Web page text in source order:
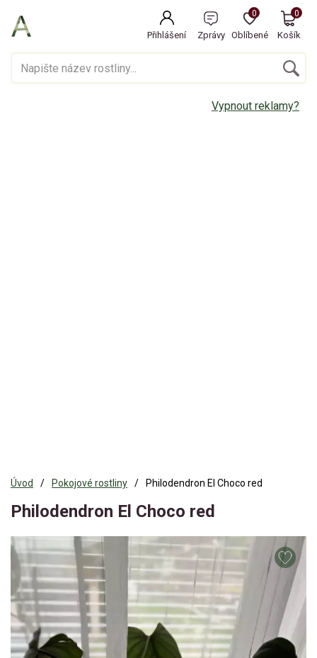
Přihlášení Zprávy Oblíbené
0
Košík
0
Vypnout reklamy?
Úvod Pokojové rostliny Philodendron El Choco red
Philodendron El Choco red